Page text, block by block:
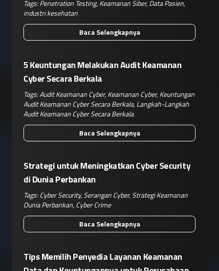
Tags:Penetration Testing,Keamanan Siber,Data Pasien,
industri kesehatan
Baca Selengkapnya
5 Keuntungan Melakukan Audit Keamanan
Cyber Secara Berkala
Tags:Audit Keamanan Cyber,Keamanan Cyber,Keuntungan
Audit Keamanan Cyber Secara Berkala,Langkah-Langkah
Audit Keamanan Cyber Secara Berkala.
Baca Selengkapnya
Strategi untuk Meningkatkan Cyber Security
di Dunia Perbankan
Tags:Cyber Security,Serangan Cyber,Strategi Keamanan
Dunia Perbankan,Cyber Crime
Baca Selengkapnya
Tips Memilih Penyedia Layanan Keamanan